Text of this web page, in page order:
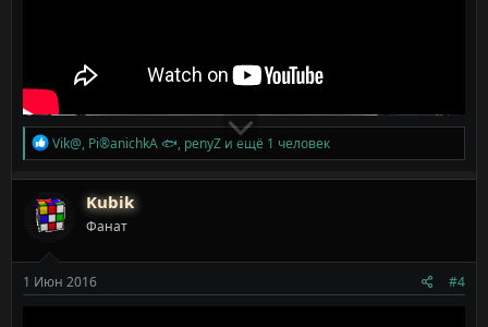
Р
е
а
ц
и
Vik@, Pi®anichkA 🐟, penyZ и ещё 1 человек
Kubik
Фанат
1 Июн 2016 #4